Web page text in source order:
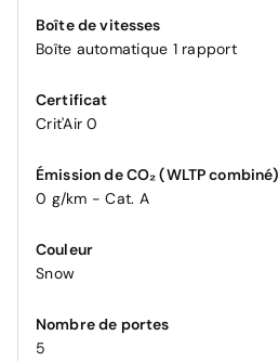
Boîte de vitesses
Boîte automatique 1 rapport
Certificat
Crit'Air 0
Émission de CO₂ (WLTP combiné)
0 g/km - Cat. A
Couleur
Snow
Nombre de portes
5